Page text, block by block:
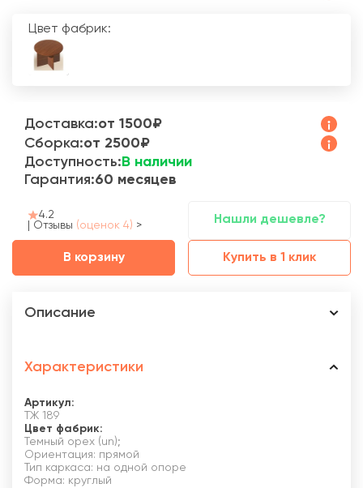
Цвет фабрик:
Доставка:от 1500₽
Сборка:от 2500₽
Доступность: В наличии
Гарантия:60 месяцев
4.2
Отзывы (оценок 4) > Нашли дешевле?
В корзину Купить в 1 клик
Описание
Характеристики
Артикул:
ТЖ 189
Цвет фабрик:
Темный орех (un);
Ориентация: прямой
Тип каркаса: на одной опоре
Форма: круглый